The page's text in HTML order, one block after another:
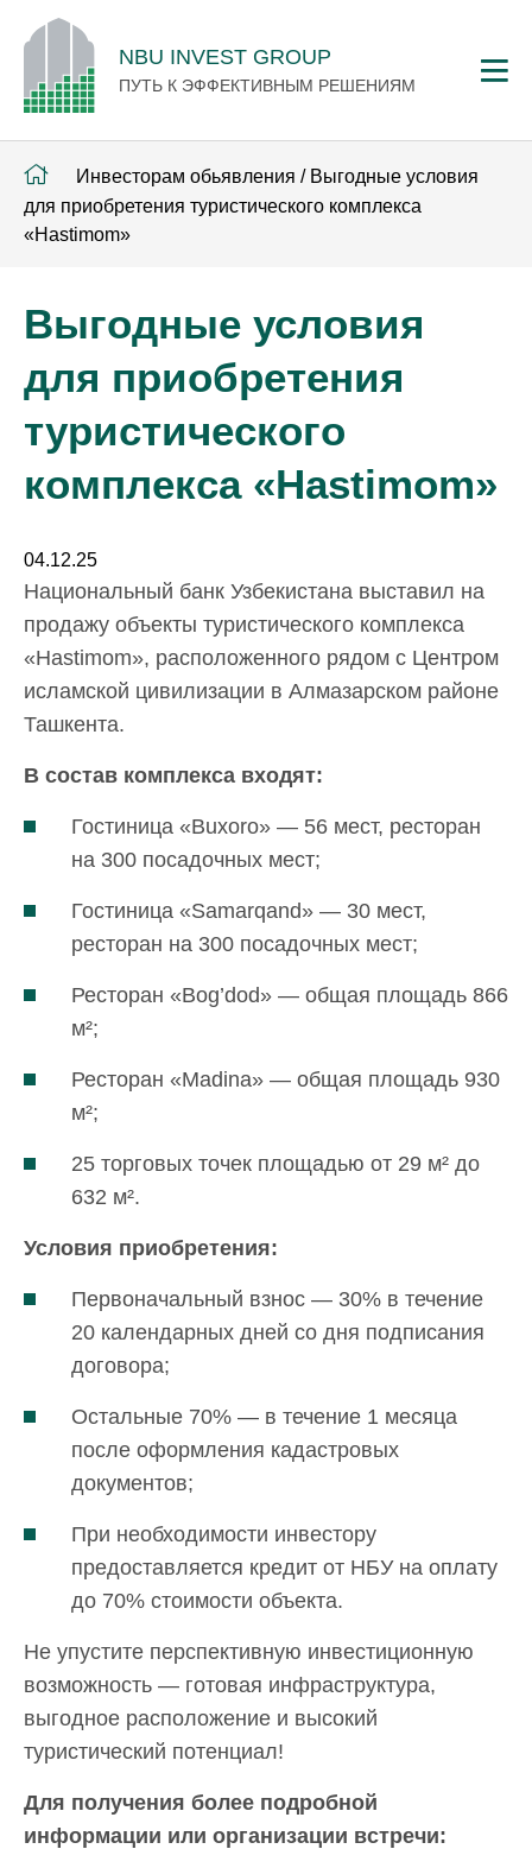
NBU INVEST GROUP
ПУТЬ К ЭФФЕКТИВНЫМ РЕШЕНИЯМ
Инвесторам обьявления / Выгодные условия
для приобретения туристического комплекса
«Hastimom»
Выгодные условия
для приобретения
туристического
комплекса «Hastimom»
04.12.25
Национальный банк Узбекистана выставил на
продажу объекты туристического комплекса
«Hastimom», расположенного рядом с Центром
исламской цивилизации в Алмазарском районе
Ташкента.
В состав комплекса входят:
Гостиница «Buxoro» — 56 мест, ресторан
на 300 посадочных мест;
Гостиница «Samarqand» — 30 мест,
ресторан на 300 посадочных мест;
Ресторан «Bog’dod» — общая площадь 866
м²;
Ресторан «Madina» — общая площадь 930
м²;
25 торговых точек площадью от 29 м² до
632 м².
Условия приобретения:
Первоначальный взнос — 30% в течение
20 календарных дней со дня подписания
договора;
Остальные 70% — в течение 1 месяца
после оформления кадастровых
документов;
При необходимости инвестору
предоставляется кредит от НБУ на оплату
до 70% стоимости объекта.
Не упустите перспективную инвестиционную
возможность — готовая инфраструктура,
выгодное расположение и высокий
туристический потенциал!
Для получения более подробной
информации или организации встречи: